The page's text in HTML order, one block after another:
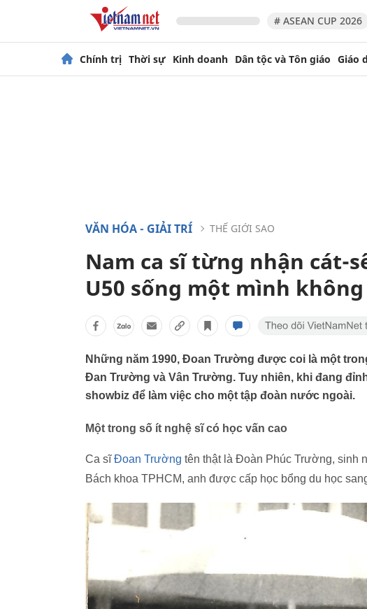
# ASEAN CUP 2026
Chính trị Thời sự Kinh doanh Dân tộc và Tôn giáo Giáo
VĂN HÓA - GIẢI TRÍ THẾ GIỚI SAO
Nam ca sĩ từng nhận cát-
U50 sống một mình
Những năm 1990, Đoan Trường được coi là một
Đan Trường và Vân Trường. Tuy nhiên, khi đang
showbiz để làm việc cho một tập đoàn nước ngoài.
Một trong số ít nghệ sĩ có học vấn cao
Ca sĩĐoan Trường tên thật là Đoàn Phúc Trường, sinh
Bách khoa TPHCM, anh được cấp học bổng du học